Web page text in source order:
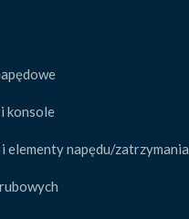
konsole
elementy napędu/zatrzymania